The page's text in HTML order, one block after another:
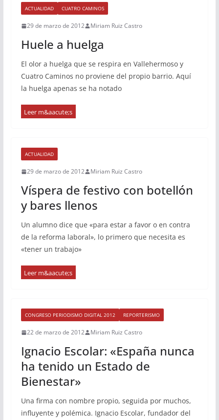
ACTUALIDAD CUATRO CAMINOS
29 de marzo de 2012 Miriam Ruiz Castro
Huele a huelga
El olor a huelga que se respira en Vallehermoso y
Cuatro Caminos no proviene del propio barrio. Aquí
la huelga apenas se ha notado
ACTUALIDAD
29 de marzo de 2012 Miriam Ruiz Castro
Víspera de festivo con botellón
y bares llenos
Un alumno dice que «para estar a favor o en contra
de la reforma laboral», lo primero que necesita es
«tener un trabajo»
CONGRESO PERIODISMO DIGITAL 2012 REPORTERISMO
22 de marzo de 2012 Miriam Ruiz Castro
Ignacio Escolar: «España nunca
ha tenido un Estado de
Bienestar»
Una firma con nombre propio, seguida por muchos,
influyente y polémica. Ignacio Escolar, fundador del